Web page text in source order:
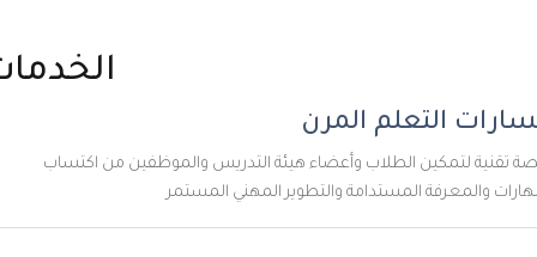
الخدمات
التعلم المرن
لتمكين الطلاب وأعضاء هيئة التدريس والموظفين من اكتساب
المستدامة والتطوير المهني المستمر